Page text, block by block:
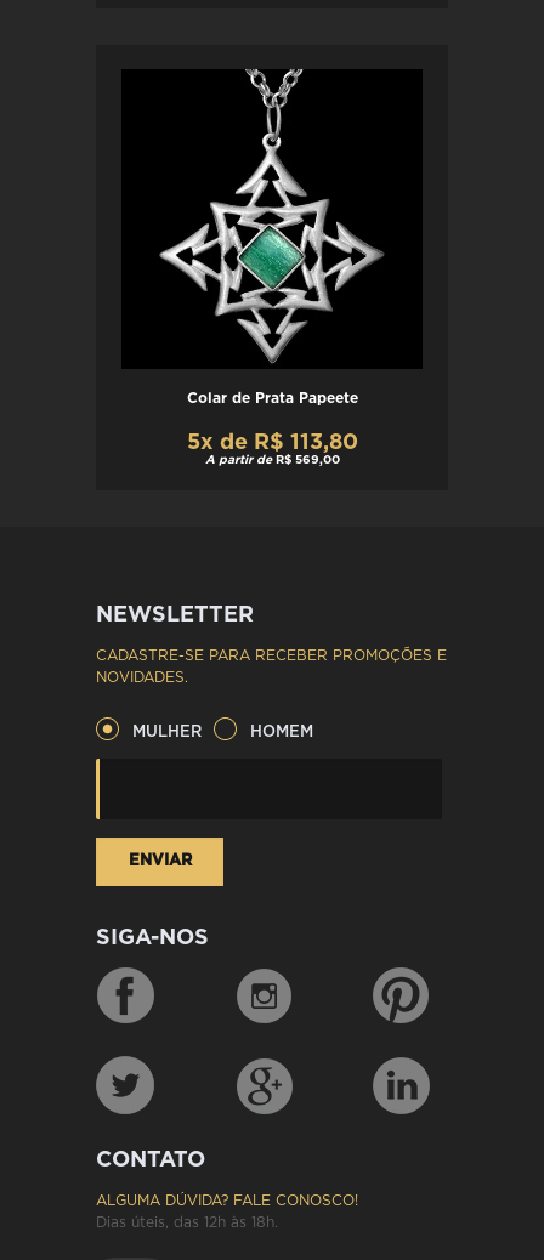
Colar de Prata Papeete
5x de R$ 113,80
A partir de R$ 569,00
NEWSLETTER
CADASTRE-SE PARA RECEBER PROMOÇÕES E
NOVIDADES.
MULHER HOMEM
SIGA-NOS
CONTATO
ALGUMA DÚVIDA? FALE CONOSCO!
Dias úteis, das 12h às 18h.